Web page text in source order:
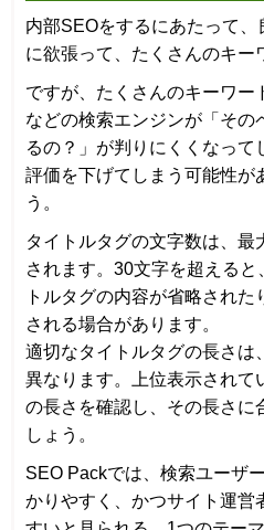
内部SEOをするにあたって
に欲張って、たくさんのキー
ですが、たくさんのキーワー
などの検索エンジンが「その
るの？」が判りにくくなっ
評価を下げてしまう可能性が
う。
タイトルタグの文字数は、
されます。30文字を超える
トルタグの内容が省略され
される場合があります。
適切なタイトルタグの長さは
異なります。上位表示されて
の長さを確認し、その長さに
しょう。
SEO Packでは、検索ユーザ
かりやすく、かつサイト運営